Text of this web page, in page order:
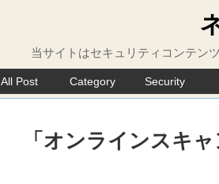
当サイトはセキュリティコンテン
All Post Category Security
「 オンラインスキ